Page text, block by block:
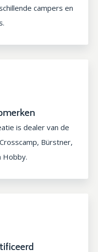
campers en
is dealer van de
Bürstner,
Hobby.